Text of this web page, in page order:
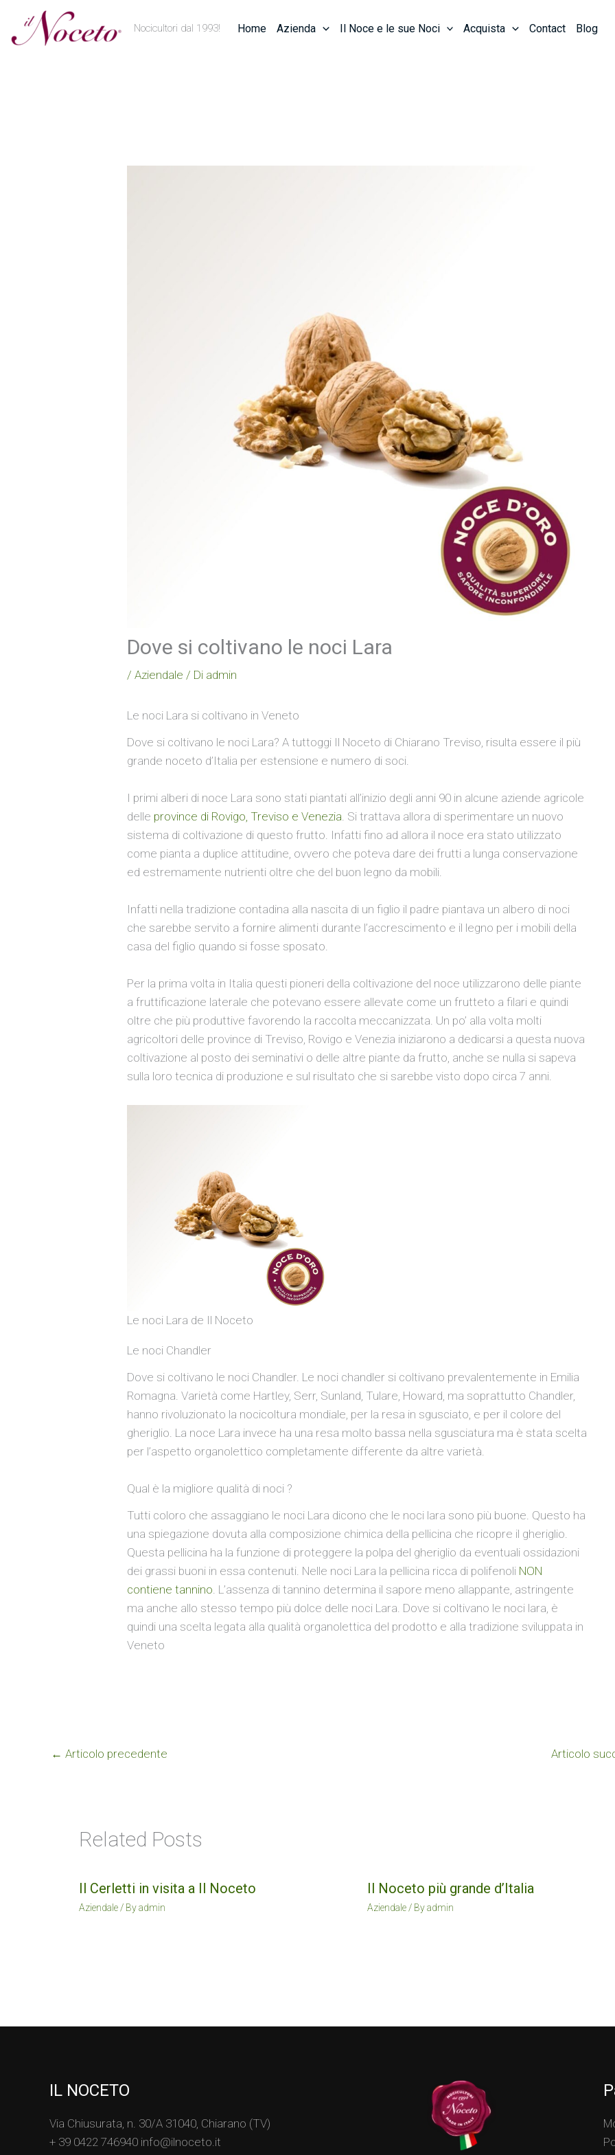
contenuto
Nocicultori dal 1993! Home Azienda Il Noce e le sue Noci Acquista Contact Blog
Dove si coltivano le noci Lara
/Aziendale / Di admin
Le noci Lara si coltivano in Veneto
Dove si coltivano le noci Lara? A tuttoggi Il Noceto di Chiarano Treviso, risulta essere il più
grande noceto d’Italia per estensione e numero di soci.
I primi alberi di noce Lara sono stati piantati all’inizio degli anni 90 in alcune aziende agricole
delle province di Rovigo, Treviso e Venezia. Si trattava allora di sperimentare un nuovo
sistema di coltivazione di questo frutto. Infatti fino ad allora il noce era stato utilizzato
come pianta a duplice attitudine, ovvero che poteva dare dei frutti a lunga conservazione
ed estremamente nutrienti oltre che del buon legno da mobili.
Infatti nella tradizione contadina alla nascita di un figlio il padre piantava un albero di noci
che sarebbe servito a fornire alimenti durante l’accrescimento e il legno per i mobili della
casa del figlio quando si fosse sposato.
Per la prima volta in Italia questi pioneri della coltivazione del noce utilizzarono delle piante
a fruttificazione laterale che potevano essere allevate come un frutteto a filari e quindi
oltre che più produttive favorendo la raccolta meccanizzata. Un po’ alla volta molti
agricoltori delle province di Treviso, Rovigo e Venezia iniziarono a dedicarsi a questa nuova
coltivazione al posto dei seminativi o delle altre piante da frutto, anche se nulla si sapeva
sulla loro tecnica di produzione e sul risultato che si sarebbe visto dopo circa 7 anni.
Le noci Lara de Il Noceto
Le noci Chandler
Dove si coltivano le noci Chandler. Le noci chandler si coltivano prevalentemente in Emilia
Romagna. Varietà come Hartley, Serr, Sunland, Tulare, Howard, ma soprattutto Chandler,
hanno rivoluzionato la nocicoltura mondiale, per la resa in sgusciato, e per il colore del
gheriglio. La noce Lara invece ha una resa molto bassa nella sgusciatura ma è stata scelta
per l’aspetto organolettico completamente differente da altre varietà.
Qual è la migliore qualità di noci ?
Tutti coloro che assaggiano le noci Lara dicono che le noci lara sono più buone. Questo ha
una spiegazione dovuta alla composizione chimica della pellicina che ricopre il gheriglio.
Questa pellicina ha la funzione di proteggere la polpa del gheriglio da eventuali ossidazioni
dei grassi buoni in essa contenuti. Nelle noci Lara la pellicina ricca di polifenoli NON
contiene tannino . L’assenza di tannino determina il sapore meno allappante, astringente
ma anche allo stesso tempo più dolce delle noci Lara. Dove si coltivano le noci lara, è
quindi una scelta legata alla qualità organolettica del prodotto e alla tradizione sviluppata in
Veneto
← Articolo precedente Articolo
Related Posts
Il Cerletti in visita a Il Noceto
Aziendale/ Byadmin
Il Noceto più grande d’Italia
Aziendale/ Byadmin
IL NOCETO
Via Chiusurata, n. 30/A 31040, Chiarano (TV)
+ 39 0422 746940 info@ilnoceto.it